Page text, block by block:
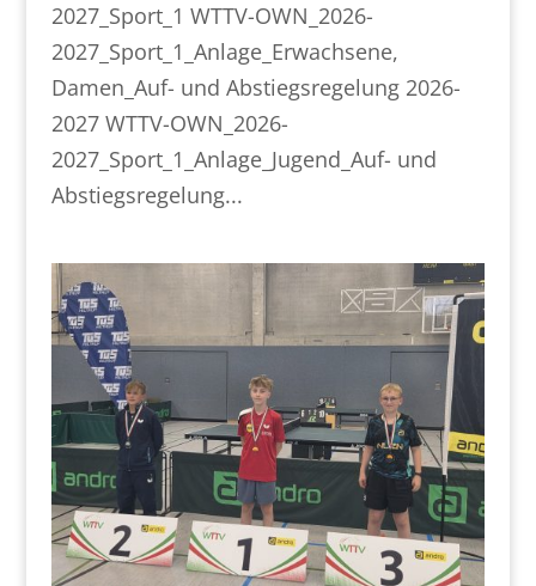
2027_Sport_1 WTTV-OWN_2026-
2027_Sport_1_Anlage_Erwachsene,
Damen_Auf- und Abstiegsregelung 2026-
2027 WTTV-OWN_2026-
2027_Sport_1_Anlage_Jugend_Auf- und
Abstiegsregelung...